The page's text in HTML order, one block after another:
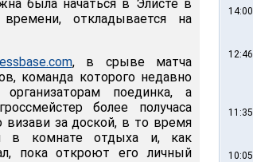
была начаться в Элисте в
откладывается на
, в срыве матча
команда которого недавно
организаторам поединка, а
более получаса
визави за доской, в то время
в комнате отдыха и, как
пока откроют его личный
14:00
12:46
11:35
10:05